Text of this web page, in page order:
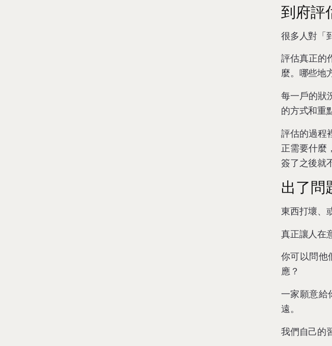
到府評
很多人對「
評估真正的
麼。哪些地
每一戶的狀
的方式和重
評估的過程
正需要什麼
簽了之後就
出了問
東西打壞、
真正讓人在
你可以問他
應？
一家願意給
遠。
我們自己的